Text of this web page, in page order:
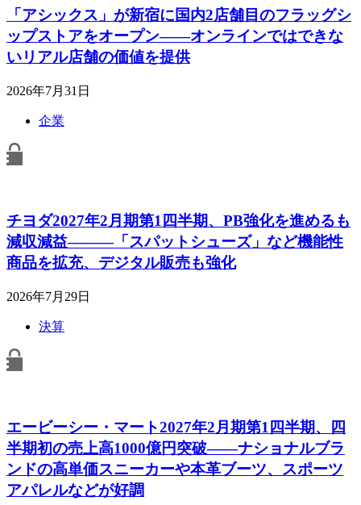
「アシックス」が新宿に国内2店舗目のフラッグシ
ップストアをオープン――オンラインではできな
いリアル店舗の価値を提供
2026年7月31日
企業
チヨダ2027年2月期第1四半期、PB強化を進めるも
減収減益―――「スパットシューズ」など機能性
商品を拡充、デジタル販売も強化
2026年7月29日
決算
エービーシー・マート2027年2月期第1四半期、四
半期初の売上高1000億円突破――ナショナルブラ
ンドの高単価スニーカーや本革ブーツ、スポーツ
アパレルなどが好調